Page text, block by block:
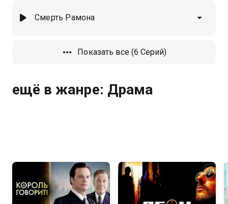
Смерть Рамона
Показать все (6 Серий)
ещё в жанре: Драма